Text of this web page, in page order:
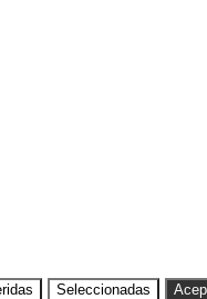
Seleccionadas